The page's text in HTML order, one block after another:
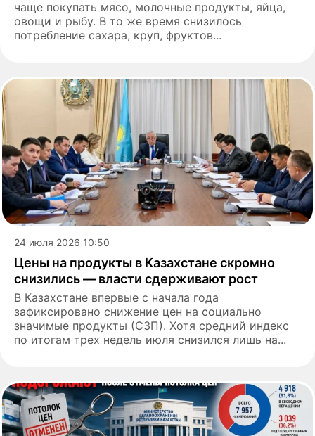
чаще покупать мясо, молочные продукты, яйца,
овощи и рыбу. В то же время снизилось
потребление сахара, круп, фруктов...
24 июля 2026 10:50
Цены на продукты в Казахстане скромно
снизились — власти сдерживают рост
В Казахстане впервые с начала года
зафиксировано снижение цен на социально
значимые продукты (СЗП). Хотя средний индекс
по итогам трех недель июля снизился лишь на...